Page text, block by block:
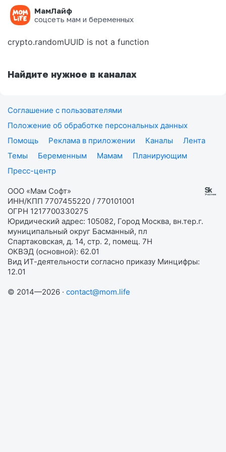
МамЛайф
соцсеть мам и беременных
Ошибка на странице
crypto.randomUUID is not a function
Найдите нужное в каналах
Соглашение с пользователями
Положение об обработке персональных данных
Помощь
Реклама в приложении Каналы
Лента
Темы
Беременным Мамам
Планирующим
Пресс-центр
ООО «Мам Софт»
ИНН/КПП 7707455220 / 770101001
ОГРН 1217700330275
Юридический адрес: 105082, Город Москва, вн.тер.г.
муниципальный округ Басманный, пл
Спартаковская, д. 14, стр. 2, помещ. 7Н
ОКВЭД (основной): 62.01
Вид ИТ-деятельности согласно приказу Минцифры:
12.01
© 2014—2026 · contact@mom.life